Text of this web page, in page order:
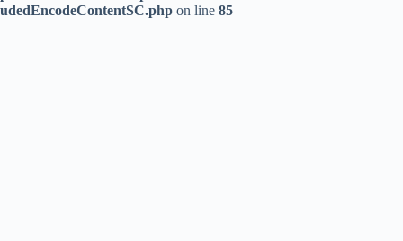
udedEncodeContentSC.php on line 85